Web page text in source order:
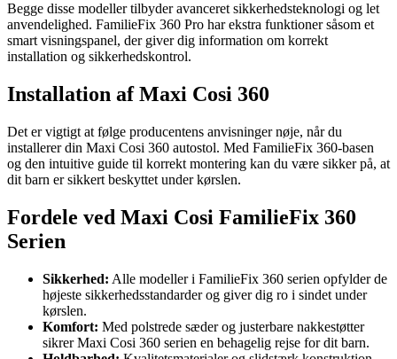
Begge disse modeller tilbyder avanceret sikkerhedsteknologi og let
anvendelighed. FamilieFix 360 Pro har ekstra funktioner såsom et
smart visningspanel, der giver dig information om korrekt
installation og sikkerhedskontrol.
Installation af Maxi Cosi 360
Det er vigtigt at følge producentens anvisninger nøje, når du
installerer din Maxi Cosi 360 autostol. Med FamilieFix 360-basen
og den intuitive guide til korrekt montering kan du være sikker på, at
dit barn er sikkert beskyttet under kørslen.
Fordele ved Maxi Cosi FamilieFix 360
Serien
Sikkerhed: Alle modeller i FamilieFix 360 serien opfylder de
højeste sikkerhedsstandarder og giver dig ro i sindet under
kørslen.
Komfort: Med polstrede sæder og justerbare nakkestøtter
sikrer Maxi Cosi 360 serien en behagelig rejse for dit barn.